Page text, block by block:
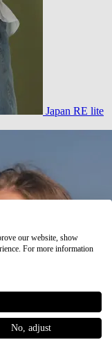
Japan RE lite
our website, show
For more information
No, adjust